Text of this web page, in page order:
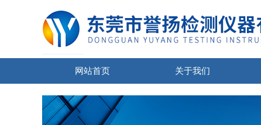
网站首页 关于我们